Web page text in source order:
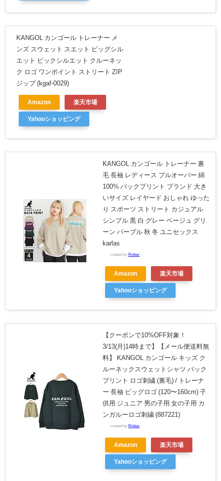
KANGOL カンゴール トレーナー メ
ンズ スウェット スエット ビッグシル
エット ビックシルエット クルーネッ
ク ロゴ ワンポイント ストリート ZIP
ジップ (kgaf-0029)
Amazon 楽天市場
Yahooショッピング
KANGOL カンゴール トレーナー 裏
毛 長袖 レディース プルオーバー 綿
100% バックプリント ブランド 大き
いサイズ レイヤード おしゃれ ゆった
り スポーツ ストリート カジュアル
シンプル 黒 白 グレー ベージュ グリ
ーン パープル 秋 冬 ユニセックス
karlas
created by Rinker
Amazon 楽天市場
Yahooショッピング
【クーポンで10%OFF対象！
3/13(月)14時まで】【メール便送料無
料】 KANGOL カンゴール キッズ ク
ルーネックスウェットシャツ バック
プリント ロゴ刺繍 (裏毛) / トレーナ
ー 長袖 ビッグロゴ (120〜160cm) 子
供用 ジュニア 男の子用 女の子用 カ
ンガルーロゴ刺繍 (887221)
created by Rinker
Amazon 楽天市場
Yahooショッピング